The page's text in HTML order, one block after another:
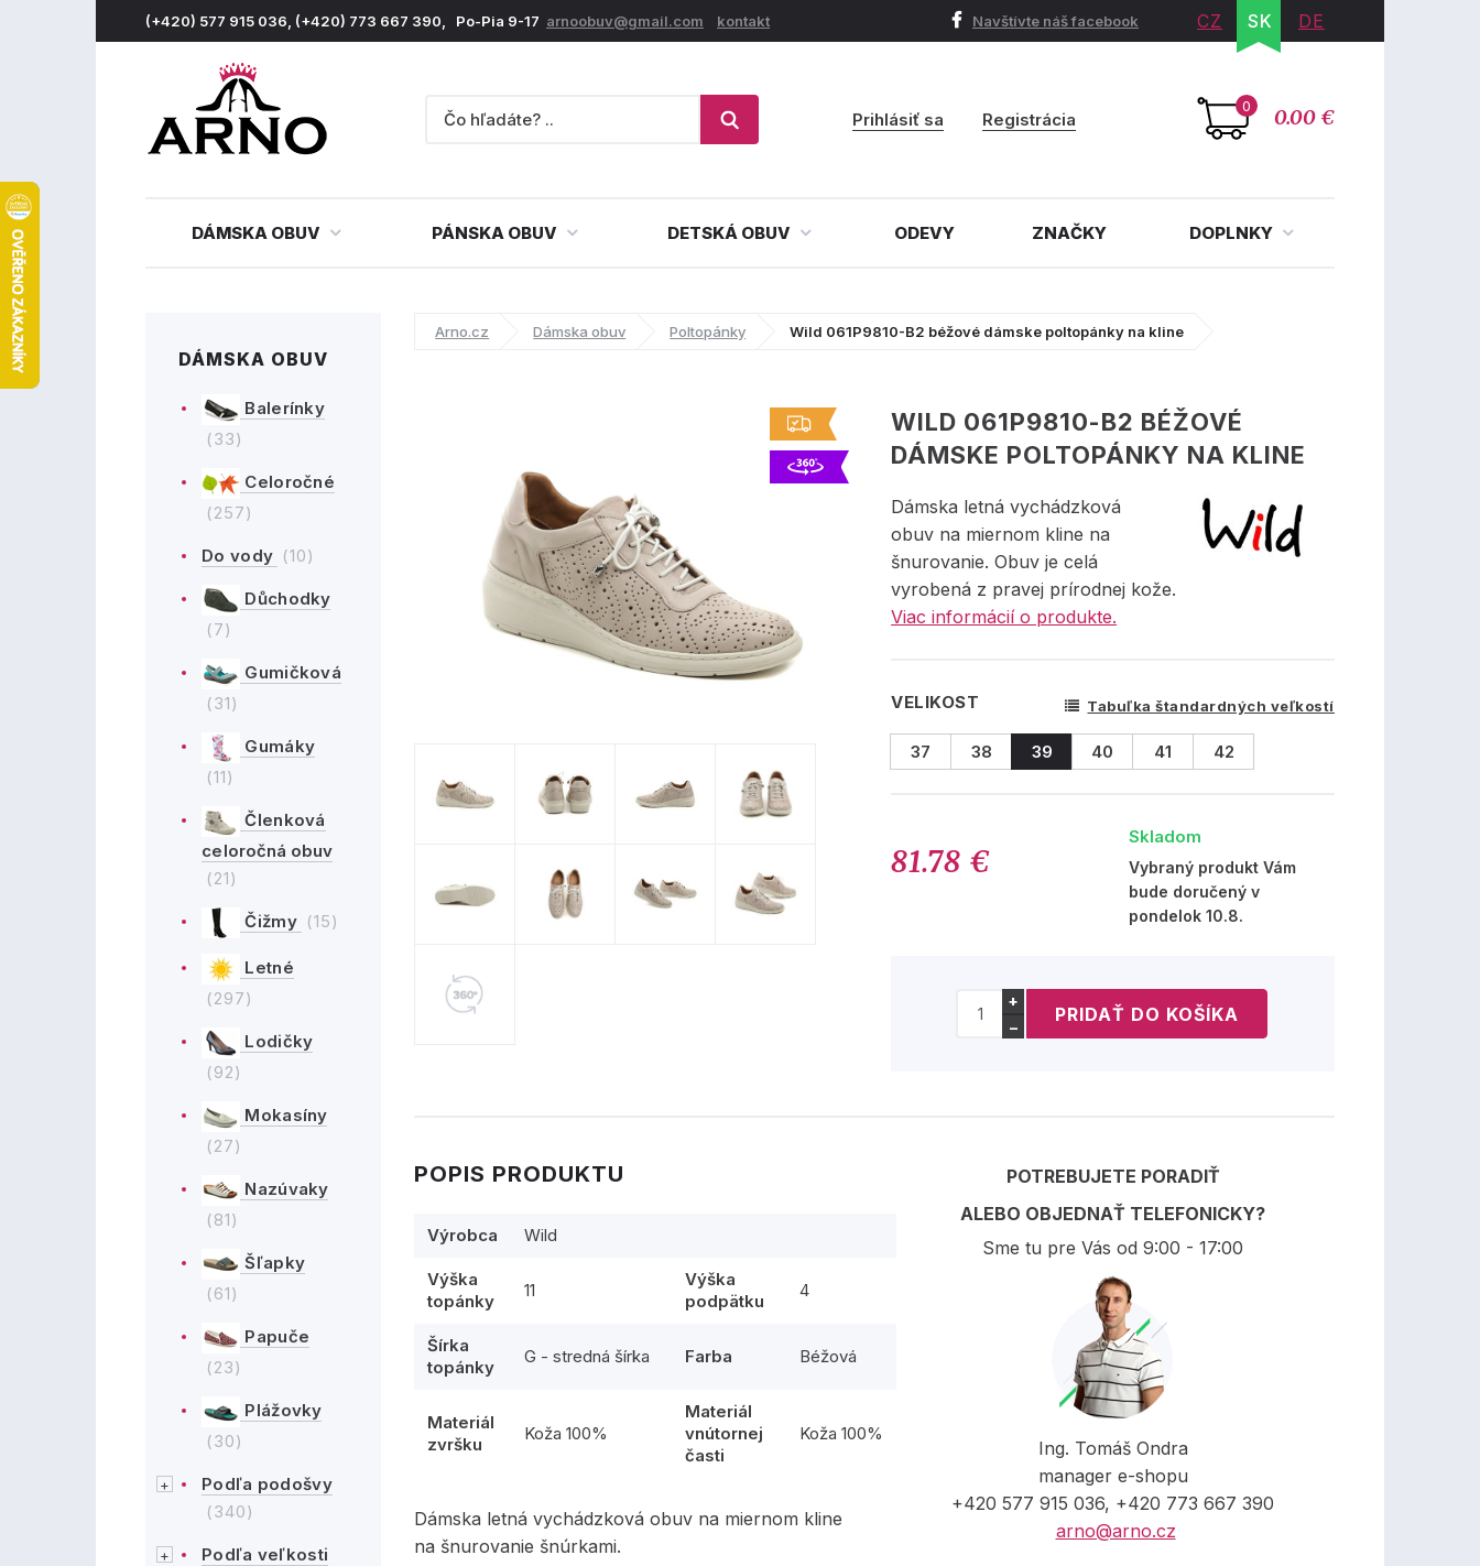
(+420) 577 915 036, (+420) 773 667 390, Po-Pia 9-17 arnoobuv@gmail.com kontakt Navštívte náš facebook CZ SK DE
0 0.00 €
Prihlásiť sa Registrácia
DÁMSKA OBUV PÁNSKA OBUV DETSKÁ OBUV ODEVY ZNAČKY DOPLNKY
DÁMSKA OBUV
Balerínky
(33)
Celoročné
(257)
Do vody (10)
Důchodky
(7)
Gumičková
(31)
Gumáky
(11)
Členková
celoročná obuv
(21)
Čižmy (15)
Letné
(297)
Lodičky
(92)
Mokasíny
(27)
Nazúvaky
(81)
Šľapky
(61)
Papuče
(23)
Plážovky
(30)
Podľa podošvy
(340)
Podľa veľkosti
Arno.cz Dámska obuv Poltopánky Wild 061P9810-B2 béžové dámske poltopánky na kline
WILD 061P9810-B2 BÉŽOVÉ
DÁMSKE POLTOPÁNKY NA KLINE
Dámska letná vychádzková
obuv na miernom kline na
šnurovanie. Obuv je celá
vyrobená z pravej prírodnej kože.
Viac informácií o produkte.
VELIKOST Tabuľka štandardných veľkostí
37 38 39 40 41 42
81.78 €
Skladom
Vybraný produkt Vám
bude doručený v
pondelok 10.8.
+
−
POPIS PRODUKTU
Výrobca Wild
Výška
topánky
11
Výška
podpätku
4
Šírka
topánky
G - stredná šírka Farba Béžová
Materiál
zvršku
Koža 100%
Materiál
vnútornej
časti
Koža 100%
Dámska letná vychádzková obuv na miernom kline
na šnurovanie šnúrkami.
POTREBUJETE PORADIŤ
ALEBO OBJEDNAŤ TELEFONICKY?
Sme tu pre Vás od 9:00 - 17:00
Ing. Tomáš Ondra
manager e-shopu
+420 577 915 036, +420 773 667 390
arno@arno.cz